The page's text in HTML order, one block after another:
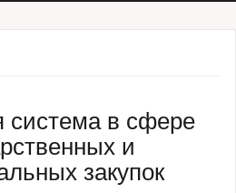
система в сфере
и
закупок